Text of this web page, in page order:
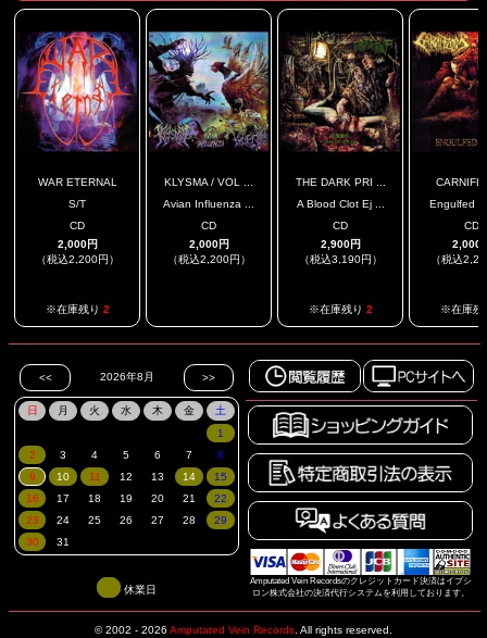
WAR ETERNAL
S/T
CD
2,000円
（税込2,200円）
※在庫残り 2
KLYSMA / VOL ...
Avian Influenza ...
CD
2,000円
（税込2,200円）
THE DARK PRI ...
A Blood Clot Ej ...
CD
2,900円
（税込3,190円）
※在庫残り 2
Engulfed
CD
2,000
（税込
※在庫残
Amputated Vein Recordsのクレジットカード決済はイプシ
ロン株式会社の決済代行システムを利用しております。
休業日
© 2002 - 2026 Amputated Vein Records All rights reserved.